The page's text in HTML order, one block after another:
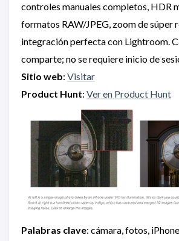
controles manuales completos, HDR
formatos RAW/JPEG, zoom de súper
integración perfecta con Lightroom.
comparte; no se requiere inicio de
Sitio web: Visitar
Product Hunt: Ver en Product Hunt
Palabras clave: cámara, fotos,